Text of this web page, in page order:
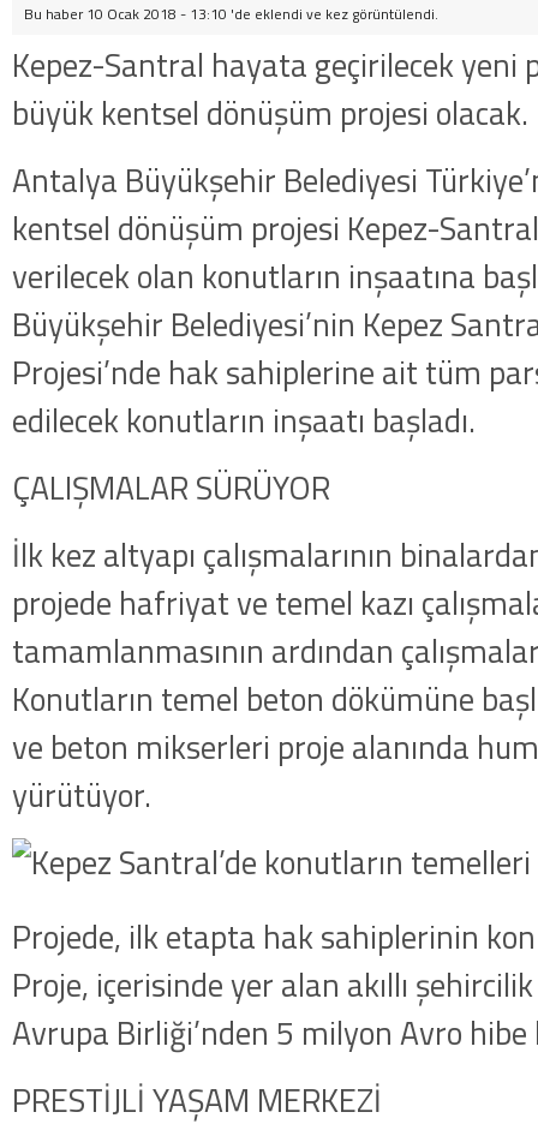
Bu haber 10 Ocak 2018 - 13:10 'de eklendi ve kez görüntülendi.
Kepez-Santral hayata geçirilecek yeni
büyük kentsel dönüşüm projesi olacak.
Antalya Büyükşehir Belediyesi
kentsel dönüşüm projesi Kepez-
verilecek olan konutların inşaatına
Büyükşehir Belediyesi’nin Kepez
Projesi’nde hak sahiplerine ait tüm
edilecek konutların inşaatı başladı.
ÇALIŞMALAR SÜRÜYOR
İlk kez altyapı çalışmalarının
projede hafriyat ve temel kazı
tamamlanmasının ardından
Konutların temel beton dökümüne
ve beton mikserleri proje alanında
yürütüyor.
Projede, ilk etapta hak sahiplerinin
Proje, içerisinde yer alan akıllı
Avrupa Birliği’nden 5 milyon Avro hibe
PRESTİJLİ YAŞAM MERKEZİ